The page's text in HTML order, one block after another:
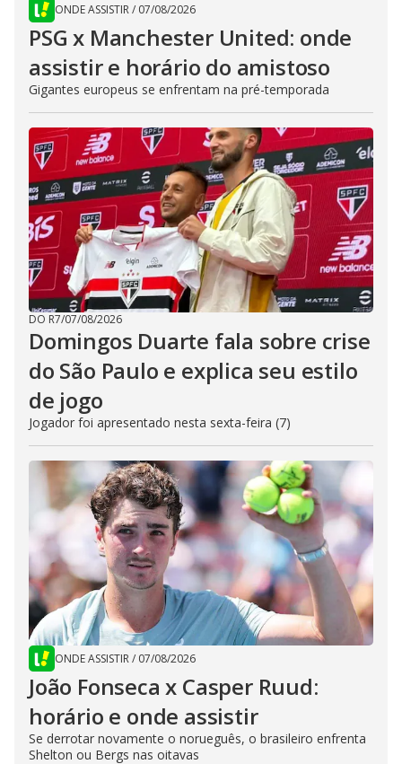
ONDE ASSISTIR/ 07/08/2026
PSG x Manchester United: onde
assistir e horário do amistoso
Gigantes europeus se enfrentam na pré-temporada
DO R7/07/08/2026
Domingos Duarte fala sobre crise
do São Paulo e explica seu estilo
de jogo
Jogador foi apresentado nesta sexta-feira (7)
ONDE ASSISTIR/ 07/08/2026
João Fonseca x Casper Ruud:
horário e onde assistir
Se derrotar novamente o norueguês, o brasileiro enfrenta
Shelton ou Bergs nas oitavas